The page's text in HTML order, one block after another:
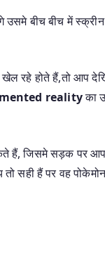
बीच बीच में स्क्रीन
रहे होते हैं,तो आप
realityका
हैं, जिसमे सड़क पर
सही हैं पर वह